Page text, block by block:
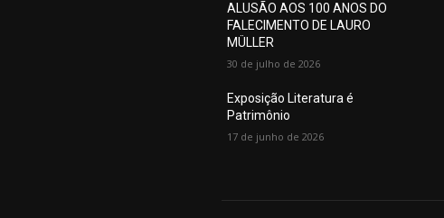
ALUSÃO AOS 100 ANOS DO
FALECIMENTO DE LAURO
MÜLLER
30 de julho de 2026
Exposição Literatura é
Patrimônio
17 de junho de 2026